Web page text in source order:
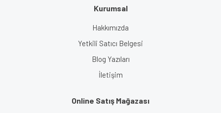
Gönder
Kurumsal
Hakkımızda
Yetkili Satıcı Belgesi
Blog Yazıları
İletişim
Online Satış Mağazası